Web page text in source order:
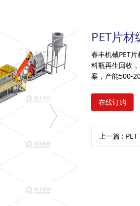
PET片
睿丰机械PET
料瓶再生回收
案，产能500-
在线订购
上一篇 : PET